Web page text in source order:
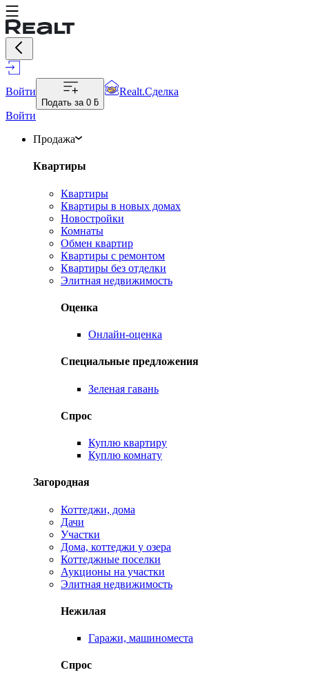
Войти
Подать за 0 ƃ
Realt.Сделка
Войти
Продажа
Квартиры
Квартиры
Квартиры в новых домах
Новостройки
Комнаты
Обмен квартир
Квартиры с ремонтом
Квартиры без отделки
Элитная недвижимость
Оценка
Онлайн-оценка
Специальные предложения
Зеленая гавань
Спрос
Куплю квартиру
Куплю комнату
Загородная
Коттеджи, дома
Дачи
Участки
Дома, коттеджи у озера
Коттеджные поселки
Аукционы на участки
Элитная недвижимость
Нежилая
Гаражи, машиноместа
Спрос